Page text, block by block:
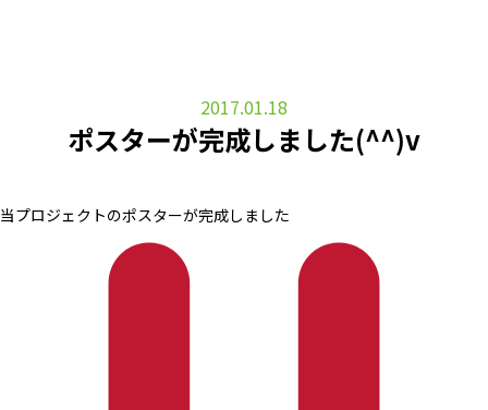
2017.01.18
ポスターが完成しました(^^)v
当プロジェクトのポスターが完成しました